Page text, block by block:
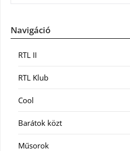
Navigáció
RTL II
RTL Klub
Cool
Barátok közt
Műsorok